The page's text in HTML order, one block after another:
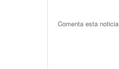
Comenta esta noticia